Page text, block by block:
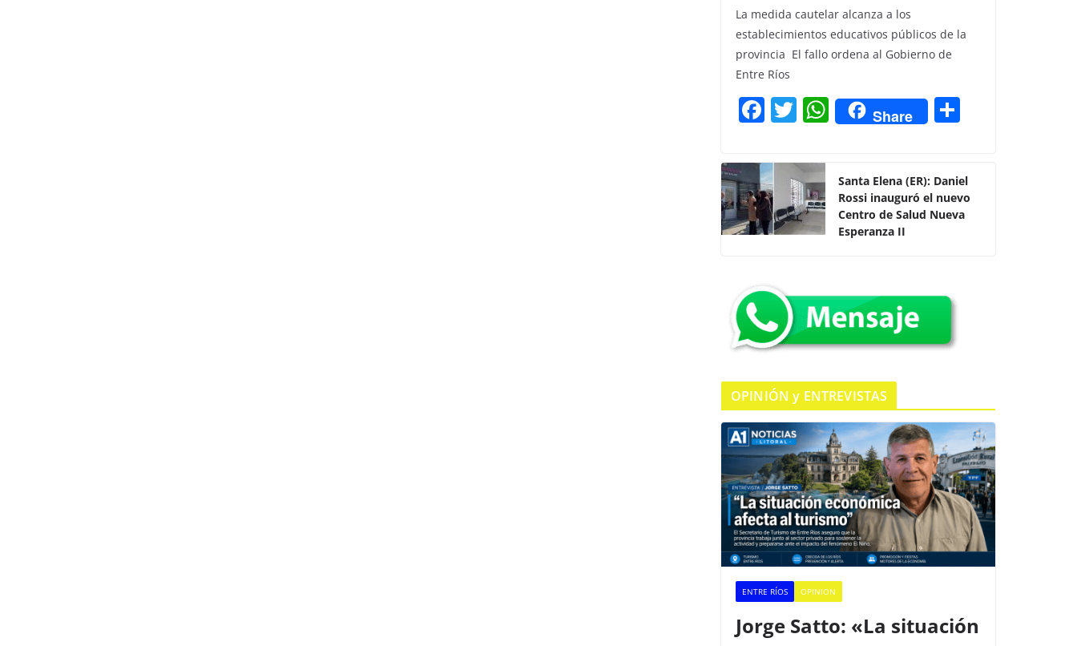
La medida cautelar alcanza a los
establecimientos educativos públicos de la
provincia El fallo ordena al Gobierno de
Entre Ríos
F
c
e
b
o
k
T
itt
er
W
h
s
A
p
Share
p
ar
Santa Elena (ER): Daniel
Rossi inauguró el nuevo
Centro de Salud Nueva
Esperanza II
OPINIÓN y ENTREVISTAS
ENTRE RÍOS OPINION
Jorge Satto: «La situación